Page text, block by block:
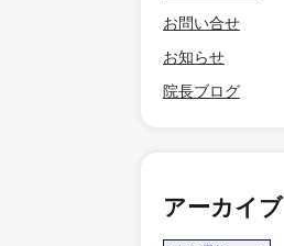
お問い合せ
お知らせ
院長ブログ
アーカイブ